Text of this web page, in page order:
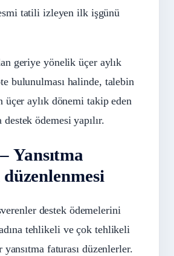
tatili izleyen ilk işgünü
geriye yönelik üçer aylık
bulunulması halinde, talebin
üçer aylık dönemi takip eden
ödemesi yapılır.
Yansıtma
düzenlenmesi
destek ödemelerini
tehlikeli ve çok tehlikeli
faturası düzenlerler.